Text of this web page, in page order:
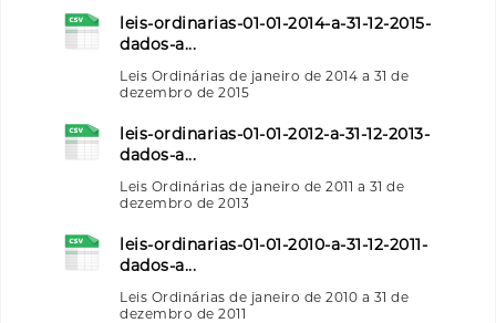
leis-ordinarias-01-01-2014-a-31-12-2015-
dados-a...
Leis Ordinárias de janeiro de 2014 a 31 de
dezembro de 2015
leis-ordinarias-01-01-2012-a-31-12-2013-
dados-a...
Leis Ordinárias de janeiro de 2011 a 31 de
dezembro de 2013
leis-ordinarias-01-01-2010-a-31-12-2011-
dados-a...
Leis Ordinárias de janeiro de 2010 a 31 de
dezembro de 2011